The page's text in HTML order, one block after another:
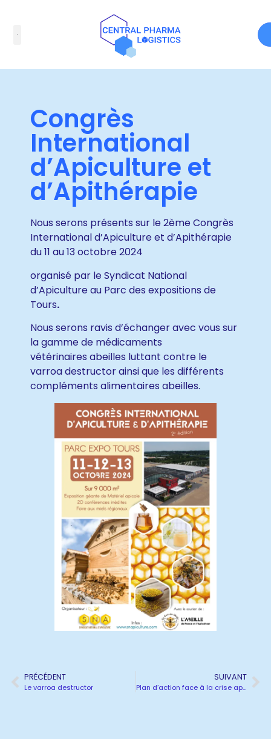
Congrès
International
d’Apiculture et
d’Apithérapie
Nous serons présents sur le 2ème Congrès
International d’Apiculture et d’Apithérapie
du 11 au 13 octobre 2024
organisé par le Syndicat National
d’Apiculture au Parc des expositions de
Tours.
Nous serons ravis d’échanger avec vous sur
la gamme de médicaments
vétérinaires abeilles luttant contre le
varroa destructor ainsi que les différents
compléments alimentaires abeilles.
PRÉCÉDENT
Le varroa destructor
SUIVANT
Plan d’action face à la crise apicole